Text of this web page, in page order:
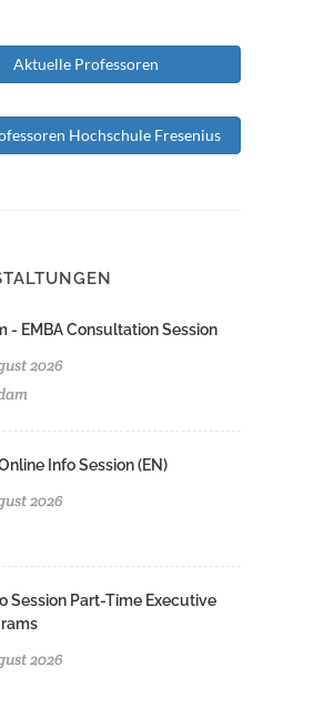
Aktuelle Professoren
Hochschule Fresenius
- EMBA Consultation Session
2026
Info Session (EN)
2026
Session Part-Time Executive
2026